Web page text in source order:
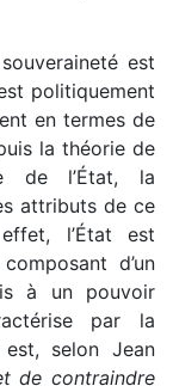
est
politiquement
en termes de
la théorie de
de l’État, la
attributs de ce
l’État est
d’un
à un pouvoir
par la
est, selon Jean
de contraindre